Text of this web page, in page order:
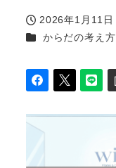
投稿日
2026年1月11日
カテゴリー
からだの考え方